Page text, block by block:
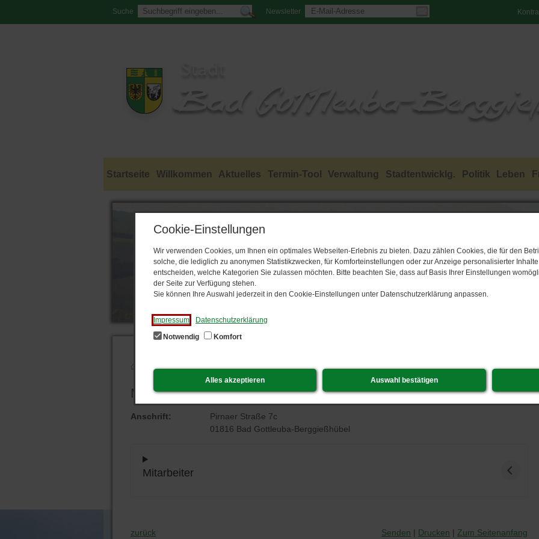
Cookie-Einstellungen
Wir verwenden Cookies, um Ihnen ein optimales Webseiten-Erlebnis zu bieten. Dazu zählen Cookies, die für den
solche, die lediglich zu anonymen Statistikzwecken, für Komforteinstellungen oder zur Anzeige personalisierter
entscheiden, welche Kategorien Sie zulassen möchten. Bitte beachten Sie, dass auf Basis Ihrer Einstellungen
der Seite zur Verfügung stehen.
Sie können Ihre Auswahl jederzeit in den Cookie-Einstellungen unter Datenschutzerklärung anpassen.
Impressum
Datenschutzerklärung
Notwendig
Komfort
Alles akzeptieren Auswahl bestätigen
Suche Newsletter
Startseite Willkommen Aktuelles Termin-Tool Verwaltung Stadtentwicklg. Politik Leben
Start MA Bauhof
MA Bauhof
Anschrift:
Pirnaer Straße 7c
01816 Bad Gottleuba-Berggießhübel
Mitarbeiter
zurück Senden Drucken Zum Seitenanfang